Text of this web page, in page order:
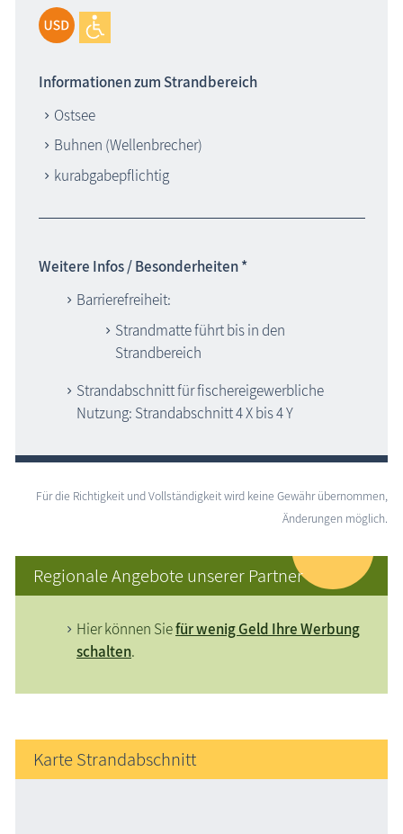
Informationen zum Strandbereich
Ostsee
Buhnen (Wellenbrecher)
kurabgabepflichtig
Weitere Infos / Besonderheiten *
Barrierefreiheit:
Strandmatte führt bis in den
Strandbereich
Strandabschnitt für fischereigewerbliche
Nutzung: Strandabschnitt 4 X bis 4 Y
Für die Richtigkeit und Vollständigkeit wird keine Gewähr übernommen,
Änderungen möglich.
Regionale Angebote unserer Partner
Hier können Siefür wenig Geld Ihre Werbung
schalten.
Karte Strandabschnitt